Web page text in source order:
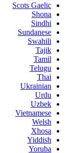
Scots Gaelic
Shona
Sindhi
Sundanese
Swahili
Tajik
Tamil
Telugu
Thai
Ukrainian
Urdu
Uzbek
Vietnamese
Welsh
Xhosa
Yiddish
Yoruba